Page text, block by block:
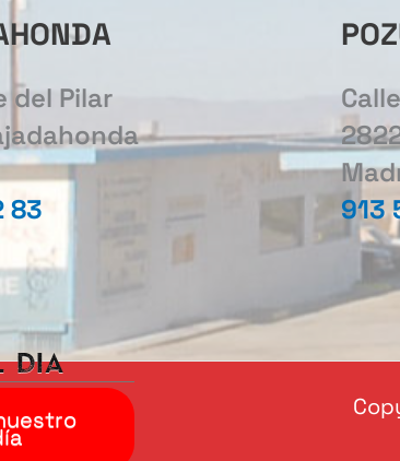
del Pilar
83
913
dia